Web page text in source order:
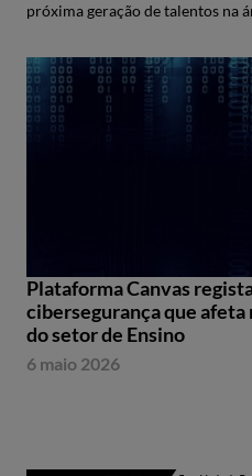
próxima geração de talentos na
Plataforma Canvas
cibersegurança que afeta
do setor de Ensino
6 maio 2026